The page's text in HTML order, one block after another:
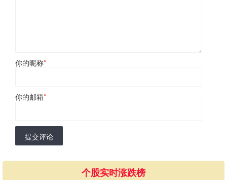
你的昵称*
你的邮箱*
提交评论
个股实时涨跌榜